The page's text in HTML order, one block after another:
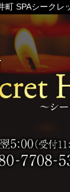
町 SPAシークレ